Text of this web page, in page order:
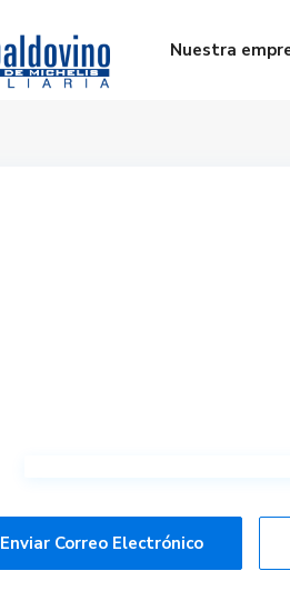
Nuestra
Enviar Correo Electrónico